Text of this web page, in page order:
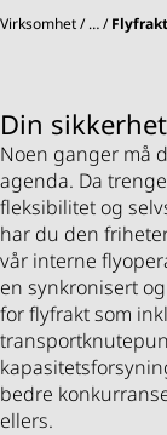
Virksomhet … Flyfrakt
Din
Noen ganger må
agenda. Da
fleksibilitet og
har du den
vår interne
en synkronisert
for flyfrakt som
bedre
ellers.